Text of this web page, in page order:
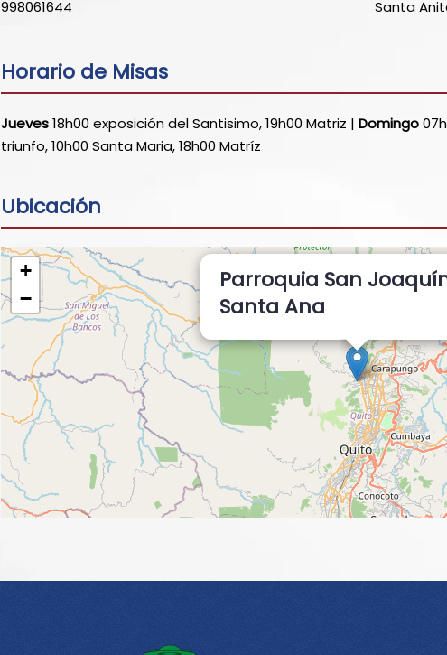
998061644 Santa
Horario de Misas
Jueves18h00 exposición del Santisimo, 19h00 Matriz |Domingo
triunfo, 10h00 Santa Maria, 18h00 Matríz
Ubicación
Parroquia San
Santa Ana
+
−